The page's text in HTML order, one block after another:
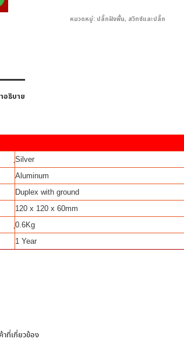
หมวดหมู่: ปลั๊กฝังพื้น, สวิทซ์และปลั๊ก
อธิบาย
ฺSilver
Aluminum
Duplex with ground
120 x 120 x 60mm
ฺ0.6Kg
1 Year
ที่เกี่ยวข้อง